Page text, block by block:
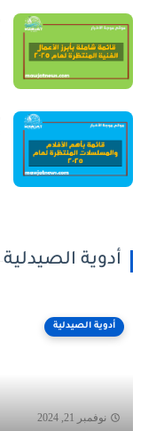
أدوية الصيدلية
أدوية الصيدلية
نوفمبر 21, 2024